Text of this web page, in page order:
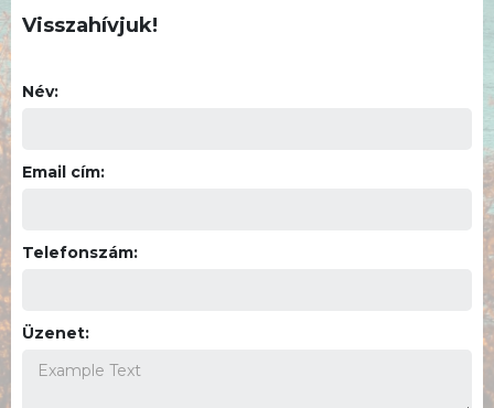
Visszahívjuk!
Név:
Email cím:
Telefonszám:
Üzenet: